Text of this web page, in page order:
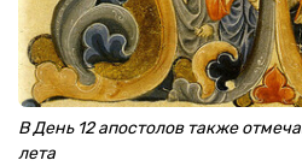
В День 12 апостолов также
лета